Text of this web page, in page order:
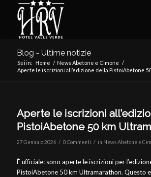
Blog - Ultime notizie
Sei in: Home / News Abetone e Cimone /
Aperte le iscrizioni all’edizione della PistoiAbetone 50
Aperte le iscrizioni
PistoiAbetone 50 km
27 Gennaio 2026 / 0 Commenti / in News Abetone e
È ufficiale: sono aperte le iscrizioni per
PistoiAbetone 50 km Ultramarathon. Questo